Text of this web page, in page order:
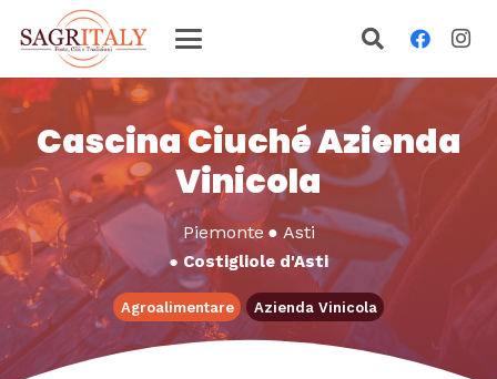
Cascina Ciuché Azienda
Vinicola
Piemonte ● Asti
● Costigliole d'Asti
Agroalimentare Azienda Vinicola